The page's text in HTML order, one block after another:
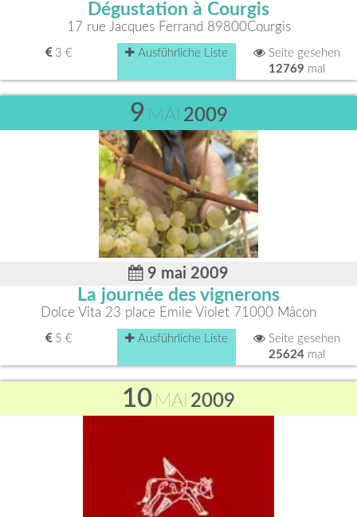
Dégustation à Courgis
17 rue Jacques Ferrand 89800Courgis
3 € Ausführliche Liste
Seite gesehen
12769 mal
9 MAI 2009
9 mai 2009
La journée des vignerons
Dolce Vita 23 place Emile Violet 71000 Mâcon
5 € Ausführliche Liste
Seite gesehen
25624mal
10 MAI 2009